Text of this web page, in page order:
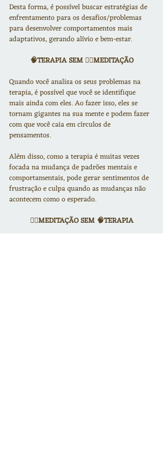
Desta forma, é possível buscar estratégias de
enfrentamento para os desafios/problemas
para desenvolver comportamentos mais
adaptativos, gerando alívio e bem-estar.
🧠TERAPIA SEM 🧘‍♂️MEDITAÇÃO
Quando você analisa os seus problemas na
terapia, é possível que você se identifique
mais ainda com eles. Ao fazer isso, eles se
tornam gigantes na sua mente e podem fazer
com que você caia em círculos de
pensamentos.
Além disso, como a terapia é muitas vezes
focada na mudança de padrões mentais e
comportamentais, pode gerar sentimentos de
frustração e culpa quando as mudanças não
acontecem como o esperado.
🧘‍♂️MEDITAÇÃO SEM 🧠TERAPIA